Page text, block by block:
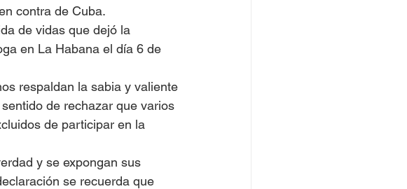
contra de Cuba.
de vidas que dejó la
en La Habana el día 6 de
respaldan la sabia y valiente
de rechazar que varios
de participar en la
y se expongan sus
se recuerda que